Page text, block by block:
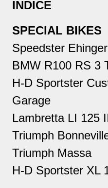
INDICE
SPECIAL BIKES
Speedster
BMW R100 RS 3
H-D Sportster
Garage
Lambretta LI 125
Triumph
Triumph Massa
H-D Sportster XL